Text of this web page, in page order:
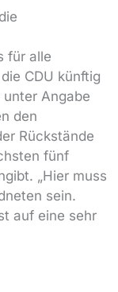
für alle
CDU künftig
unter Angabe
den
Rückstände
fünf
„Hier muss
sein.
auf eine sehr